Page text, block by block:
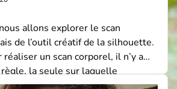
allons explorer le scan
de l’outil créatif de la silhouette.
un scan corporel, il n’y a
règle, la seule sur laquelle
présent à Soi. C’est sans